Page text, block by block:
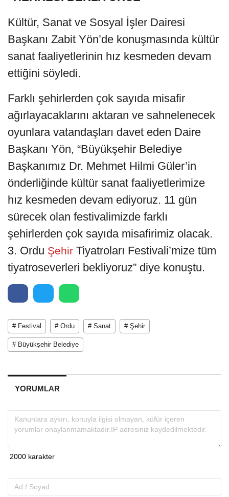
Kültür, Sanat ve Sosyal İşler Dairesi
Başkanı Zabit Yön’de konuşmasında kültür
sanat faaliyetlerinin hız kesmeden devam
ettiğini söyledi.
Farklı şehirlerden çok sayıda misafir
ağırlayacaklarını aktaran ve sahnelenecek
oyunlara vatandaşları davet eden Daire
Başkanı Yön, “Büyükşehir Belediye
Başkanımız Dr. Mehmet Hilmi Güler’in
önderliğinde kültür sanat faaliyetlerimize
hız kesmeden devam ediyoruz. 11 gün
sürecek olan festivalimizde farklı
şehirlerden çok sayıda misafirimiz olacak.
3. Ordu Şehir Tiyatroları Festivali’mize tüm
tiyatroseverleri bekliyoruz” diye konuştu.
# Festival # Ordu # Sanat # Şehir
# Büyükşehir Belediye
YORUMLAR